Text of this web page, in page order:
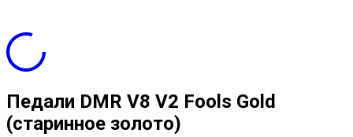
Педали DMR V8 V2 Fools Gold
(старинное золото)